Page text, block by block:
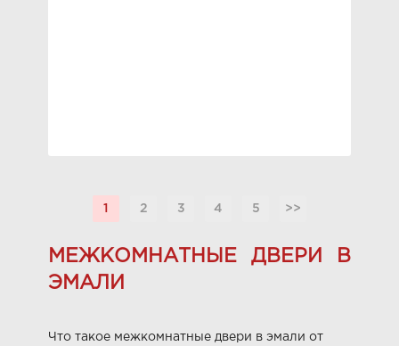
1 2 3 4 5 >>
МЕЖКОМНАТНЫЕ ДВЕРИ В
ЭМАЛИ
Что такое межкомнатные двери в эмали от